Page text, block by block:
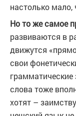
настолько
Но то же самое
развиваются в
движутся
свои
слова тоже
хотят –